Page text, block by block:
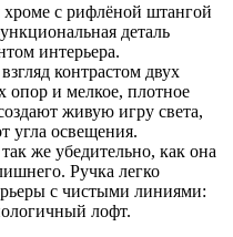
хроме с рифлёной штангой
деталь
интерьера.
контрастом двух
опор и мелкое, плотное
живую игру света,
угла освещения.
же убедительно, как она
Ручка легко
с чистыми линиями:
лофт.